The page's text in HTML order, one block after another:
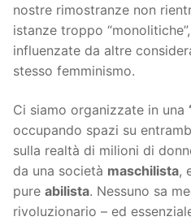
nostre rimostranze non
istanze troppo
influenzate da altre
stesso femminismo.
Ci siamo organizzate in una
occupando spazi su
sulla realtà di milioni di
da una società maschilista,
pure abilista. Nessuno sa
rivoluzionario – ed